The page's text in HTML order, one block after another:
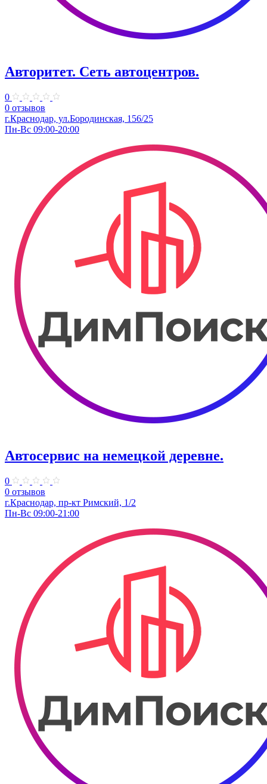
Авторитет. ​Сеть автоцентров.
0
0 отзывов
г.Краснодар, ул.Бородинская, 156/25
Пн-Вс 09:00-20:00
Автосервис на немецкой деревне.
0
0 отзывов
г.Краснодар, пр-кт Римский, 1/2
Пн-Вс 09:00-21:00